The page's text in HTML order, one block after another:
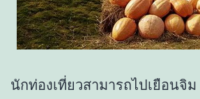
นักท่องเที่ยวสามารถไปเยือนจิ